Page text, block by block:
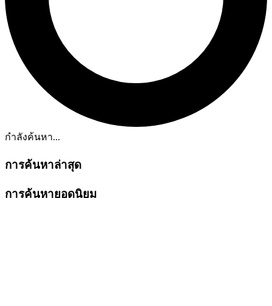
กำลังค้นหา...
การค้นหาล่าสุด
การค้นหายอดนิยม